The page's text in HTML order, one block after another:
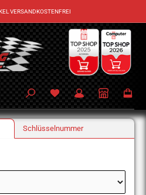
VERSANDKOSTENFREI
Schlüsselnummer